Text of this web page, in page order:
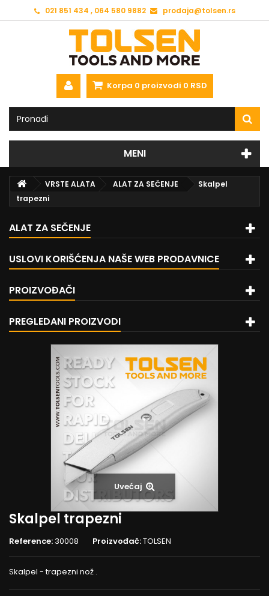
021 851 434 , 064 580 9882 prodaja@tolsen.rs
Korpa 0 proizvodi 0 RSD
MENI
VRSTE ALATA ALAT ZA SEČENJE
Skalpel
trapezni
ALAT ZA SEČENJE
USLOVI KORIŠĆENJA NAŠE WEB PRODAVNICE
PROIZVOĐAČI
PREGLEDANI PROIZVODI
Uvećaj
Skalpel trapezni
Reference:30008 Proizvođač:TOLSEN
Skalpel - trapezni nož .